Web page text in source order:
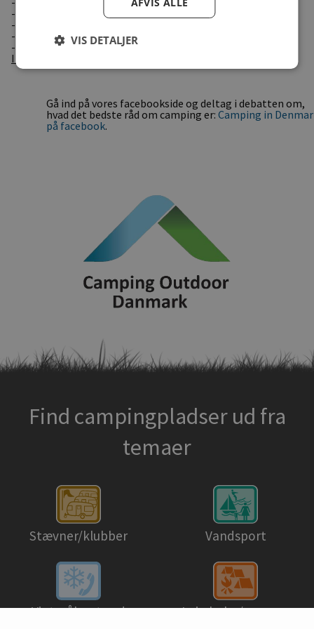
- Syd- og Sønderjylland (378 km)
- Fyn (515 km)
- Sjælland (875 km)
- Møn og Lolland-Falster (245 km)
I alt 4164 km
Gå ind på vores facebookside og deltag i debatten om,
hvad det bedste råd om camping er: Camping in
på facebook.
Find campingpladser ud fra
temaer
Stævner/klubber Vandsport
Vinteråbent ved
Lejrskoler/grupper
VIS DETALJER